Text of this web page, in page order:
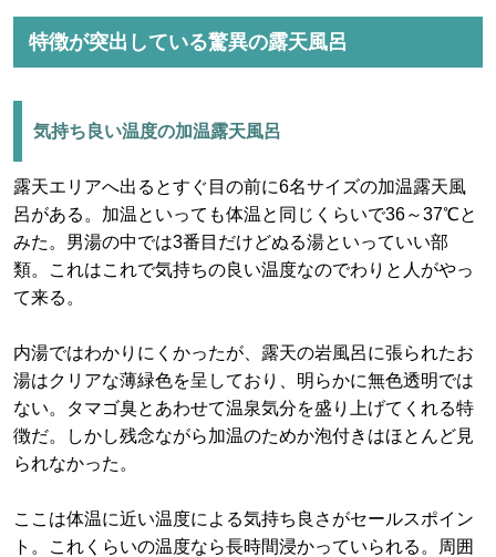
特徴が突出している驚異の露天風呂
気持ち良い温度の加温露天風呂
露天エリアへ出るとすぐ目の前に6名サイズの加温露天風
呂がある。加温といっても体温と同じくらいで36～37℃と
みた。男湯の中では3番目だけどぬる湯といっていい部
類。これはこれで気持ちの良い温度なのでわりと人がやっ
て来る。
内湯ではわかりにくかったが、露天の岩風呂に張られたお
湯はクリアな薄緑色を呈しており、明らかに無色透明では
ない。タマゴ臭とあわせて温泉気分を盛り上げてくれる特
徴だ。しかし残念ながら加温のためか泡付きはほとんど見
られなかった。
ここは体温に近い温度による気持ち良さがセールスポイン
ト。これくらいの温度なら長時間浸かっていられる。周囲